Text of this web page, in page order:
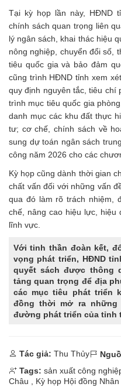
Tại kỳ họp lần này, HĐND
chính sách quan trọng liên
lý ngân sách, khai thác hiệu
nông nghiệp, chuyển đổi số,
tiêu quốc gia và bảo đảm
cũng trình HĐND tỉnh xem
quy định nguyên tắc, tiêu chí
trình mục tiêu quốc gia
danh mục các khu đất thực
tư; cơ chế, chính sách về
sung dự toán ngân sách
công năm 2026 cho các
Kỳ họp cũng dành thời gian
chất vấn đối với những vấn
qua đó làm rõ trách nhiệm,
chế, nâng cao hiệu lực, hiệu
lĩnh vực.
Với tinh thần đoàn kết,
vọng phát triển, HĐND
quyết sách được thông
tảng quan trọng để địa
các mục tiêu phát triển
đồng thời mở ra
đường phát triển của tỉnh
Tác giả: Thu Thủy
Tags: sản xuất công
Châu
Kỳ họp Hội đồng Nhân